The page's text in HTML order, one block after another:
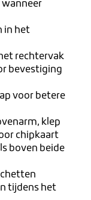
in het
rechtervak
bevestiging
voor betere
klep
chipkaart
boven beide
tijdens het